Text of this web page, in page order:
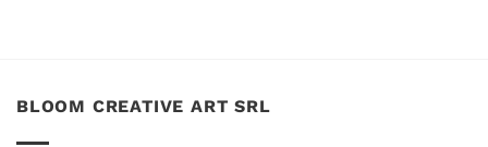
variații.
BLOOM CREATIVE ART SRL